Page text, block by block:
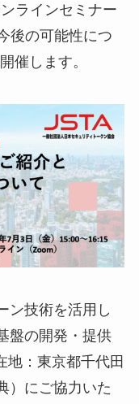
ラインセミナー
後の可能性につ
催します。
ン技術を活用し
盤の開発・提供
地：東京都千代田
）にご協力いた